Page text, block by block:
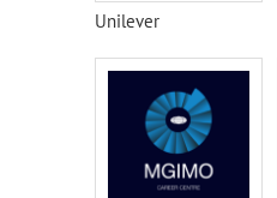
Unilever